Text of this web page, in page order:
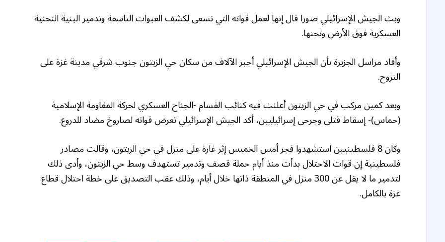
وبث الجيش الإسرائيلي صورا قال إنها لعمل قواته التي تسعى لكشف العبوات الناسفة وتدمير البنية التحتية
العسكرية فوق الأرض وتحتها.
وأفاد مراسل الجزيرة بأن الجيش الإسرائيلي أجبر الآلاف من سكان حي الزيتون جنوب شرقي مدينة غزة على
النزوح.
وبعد كمين مركب في حي الزيتون أعلنت فيه كتائب القسام -الجناح العسكري لحركة المقاومة الإسلامية
(حماس)- إسقاط قتلى وجرحى إسرائيليين، أكد الجيش الإسرائيلي تعرض قواته لصاروخ مضاد للدروع.
وكان 8 فلسطينيين استشهدوا فجر أمس الخميس إثر غارة على منزل في حي الزيتون، وقالت مصادر
فلسطينية إن قوات الاحتلال بدأت منذ أيام حملة قصف وتدمير تستهدف وسط حي الزيتون، وأدى ذلك
لتدمير ما لا يقل عن 300 منزل في المنطقة ذاتها خلال أيام، وذلك عقب التصديق على خطة احتلال قطاع
غزة بالكامل.